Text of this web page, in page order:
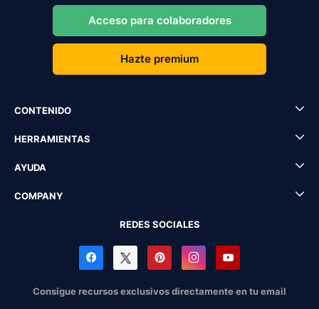
Acceso para colaboradores
Hazte premium
CONTENIDO
HERRAMIENTAS
AYUDA
COMPANY
REDES SOCIALES
Consigue recursos exclusivos directamente en tu email